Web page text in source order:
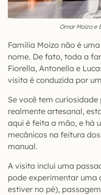
Omar Moizo e
Familia Moizo não é
nome. De fato, toda a
Fiorella, Antonella e
visita é conduzida por
Se você tem
realmente artesanal,
aqui é feita a mão, e há
mecânicos na feitura
manual.
A visita inclui uma
pode experimentar uma
estiver no pé),